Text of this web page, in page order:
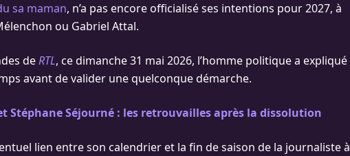
sa maman, n’a pas encore officialisé ses intentions pour 2027, à
ou Gabriel Attal.
deRTL, ce dimanche 31 mai 2026, l’homme politique a expliqué
avant de valider une quelconque démarche.
Stéphane Séjourné : les retrouvailles après la dissolution
lien entre son calendrier et la fin de saison de la journaliste à